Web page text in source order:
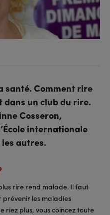
santé. Comment rire
dans un club du rire.
Cosseron,
internationale
autres.
rire rend malade. Il faut
prévenir les maladies
riez plus, vous coincez toute